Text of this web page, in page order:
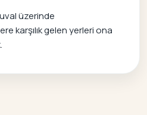
üzerinde
karşılık gelen yerleri ona